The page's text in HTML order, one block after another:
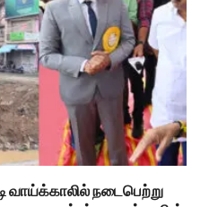
வாய்க்காலில் நடைபெற்று